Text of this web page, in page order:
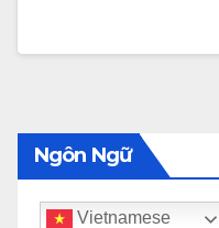
Ngôn Ngữ
Vietnamese